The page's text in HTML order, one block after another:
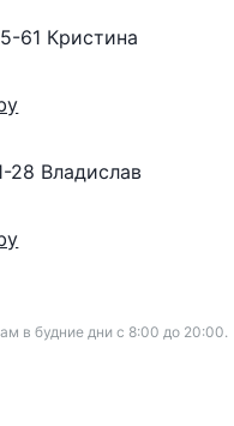
61 Кристина
28 Владислав
в будние дни с 8:00 до 20:00.